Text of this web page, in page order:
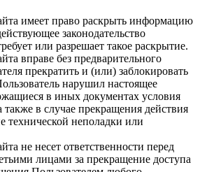
имеет право раскрыть информацию
законодательство
или разрешает такое раскрытие.
вправе без предварительного
прекратить и (или) заблокировать
нарушил настоящее
в иных документах условия
в случае прекращения действия
технической неполадки или
не несет ответственности перед
лицами за прекращение доступа